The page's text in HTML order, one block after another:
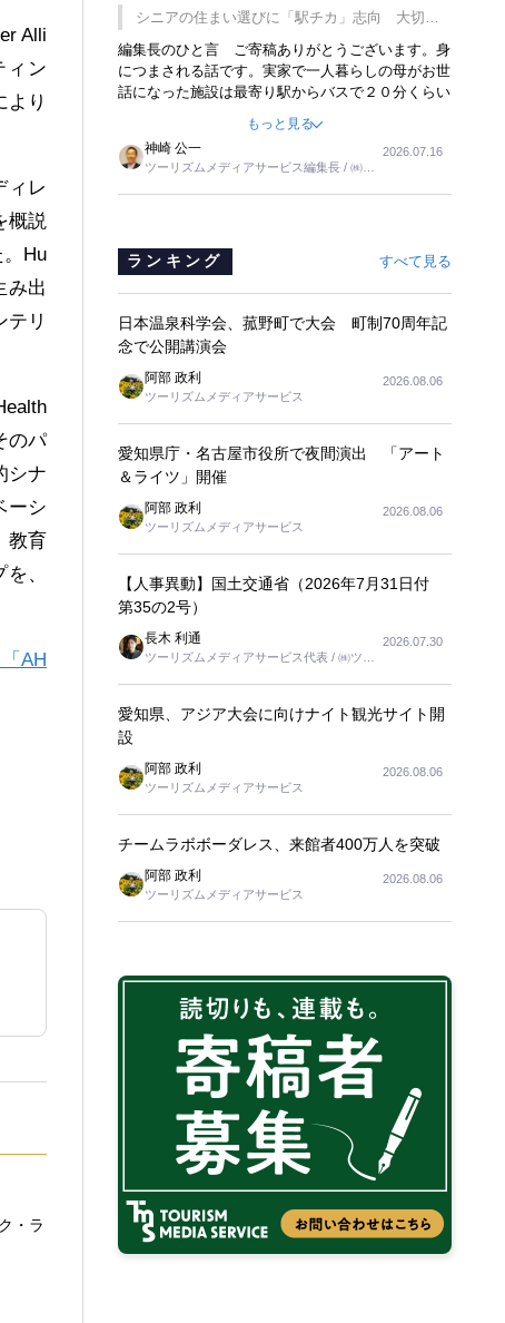
Alli
ィン
より
ィレ
概説
Hu
み出
テリ
のパ
シナ
ーシ
教育
、
AH
・ラ
接客業の何かを理解してもらっていることです。
もう一つは1800円もするプレミアムヨーグルトを
販売するにあたり、社内に懸念もあったそうです。
永井社長は、駐車場に都内ナンバーの高級外車が停
まっていることに目をつけ、高級商品でも売れると
確信したそうです。今回の記事を懐かしく読みまし
シニアの住まい選びに「駅チカ」志向 大切な
のは出かけたくなる暮らし
編集長のひと言 ご寄稿ありがとうございます。身
につまされる話です。実家で一人暮らしの母がお世
話になった施設は最寄り駅からバスで２０分くらい
りました。母の住まいから近いという理由で、その
施設を選択したのですが、私と妹にとっては、半日
仕事ででした。シニアの住まい選びは、当人だけで
はなく、世話をする家族の足の便も考えない外池な
もっと見る
神崎 公一
ツーリズムメディアサービス編集長 / ㈱ツ
2026.07.16
ランキング すべて見る
日本温泉科学会、菰野町で大会 町制70周年記
念で公開講演会
阿部 政利
ツーリズムメディアサービス
2026.08.06
愛知県庁・名古屋市役所で夜間演出 「アート
＆ライツ」開催
阿部 政利
ツーリズムメディアサービス
2026.08.06
【人事異動】国土交通省（2026年7月31日付
第35の2号）
長木 利通
ツーリズムメディアサービス代表 / ㈱ツー
2026.07.30
愛知県、アジア大会に向けナイト観光サイト開
設
阿部 政利
ツーリズムメディアサービス
2026.08.06
チームラボボーダレス、来館者400万人を突破
阿部 政利
ツーリズムメディアサービス
2026.08.06